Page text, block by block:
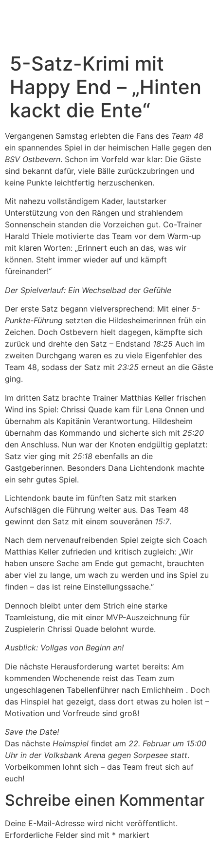
5-Satz-Krimi mit
Happy End – „Hinten
kackt die Ente“
Vergangenen Samstag erlebten die Fans des Team 48
ein spannendes Spiel in der heimischen Halle gegen den
BSV Ostbevern. Schon im Vorfeld war klar: Die Gäste
sind bekannt dafür, viele Bälle zurückzubringen und
keine Punkte leichtfertig herzuschenken.
Mit nahezu vollständigem Kader, lautstarker
Unterstützung von den Rängen und strahlendem
Sonnenschein standen die Vorzeichen gut. Co-Trainer
Harald Thiele motivierte das Team vor dem Warm-up
mit klaren Worten: „Erinnert euch an das, was wir
können. Steht immer wieder auf und kämpft
füreinander!“
Der Spielverlauf: Ein Wechselbad der Gefühle
Der erste Satz begann vielversprechend: Mit einer 5-
Punkte-Führung setzten die Hildesheimerinnen früh ein
Zeichen. Doch Ostbevern hielt dagegen, kämpfte sich
zurück und drehte den Satz – Endstand 18:25 Auch im
zweiten Durchgang waren es zu viele Eigenfehler des
Team 48, sodass der Satz mit 23:25 erneut an die Gäste
ging.
Im dritten Satz brachte Trainer Matthias Keller frischen
Wind ins Spiel: Chrissi Quade kam für Lena Onnen und
übernahm als Kapitänin Verantwortung. Hildesheim
übernahm das Kommando und sicherte sich mit 25:20
den Anschluss. Nun war der Knoten endgültig geplatzt:
Satz vier ging mit 25:18 ebenfalls an die
Gastgeberinnen. Besonders Dana Lichtendonk machte
ein sehr gutes Spiel.
Lichtendonk baute im fünften Satz mit starken
Aufschlägen die Führung weiter aus. Das Team 48
gewinnt den Satz mit einem souveränen 15:7.
Nach dem nervenaufreibenden Spiel zeigte sich Coach
Matthias Keller zufrieden und kritisch zugleich: „Wir
haben unsere Sache am Ende gut gemacht, brauchten
aber viel zu lange, um wach zu werden und ins Spiel zu
finden – das ist reine Einstellungssache.“
Dennoch bleibt unter dem Strich eine starke
Teamleistung, die mit einer MVP-Auszeichnung für
Zuspielerin Chrissi Quade belohnt wurde.
Ausblick: Vollgas von Beginn an!
Die nächste Herausforderung wartet bereits: Am
kommenden Wochenende reist das Team zum
ungeschlagenen Tabellenführer nach Emlichheim . Doch
das Hinspiel hat gezeigt, dass dort etwas zu holen ist –
Motivation und Vorfreude sind groß!
Save the Date!
Das nächste Heimspiel findet am 22. Februar um 15:00
Uhr in der Volksbank Arena gegen Sorpesee statt.
Vorbeikommen lohnt sich – das Team freut sich auf
euch!
Schreibe einen Kommentar
Deine E-Mail-Adresse wird nicht veröffentlicht.
Erforderliche Felder sind mit * markiert